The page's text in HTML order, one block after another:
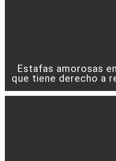
Estafas amorosas
que tiene derecho a